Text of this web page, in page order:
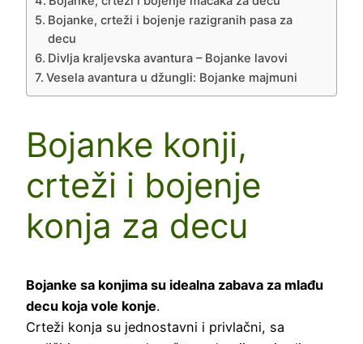
Bojanke, crteži i bojenje razigranih pasa za
decu
Divlja kraljevska avantura – Bojanke lavovi
Vesela avantura u džungli: Bojanke majmuni
Bojanke konji,
crteži i bojenje
konja za decu
Bojanke sa konjima su idealna zabava za mlađu
decu koja vole konje.
Crteži konja su jednostavni i privlačni, sa